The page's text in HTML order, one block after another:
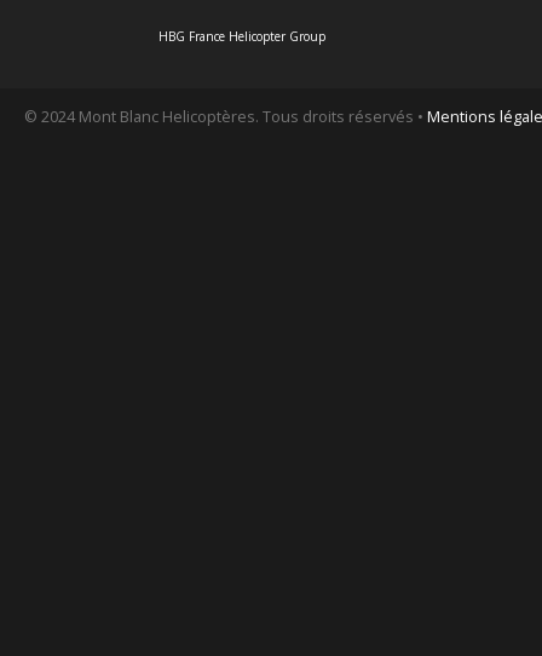
HBG France Helicopter Group
© 2024 Mont Blanc Helicoptères. Tous droits réservés • Mentions